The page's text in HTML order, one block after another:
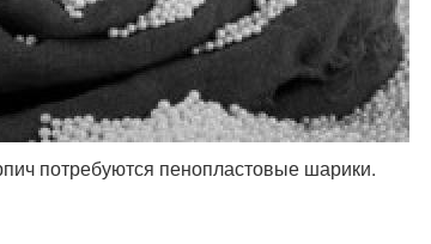
потребуются пенопластовые шарики.